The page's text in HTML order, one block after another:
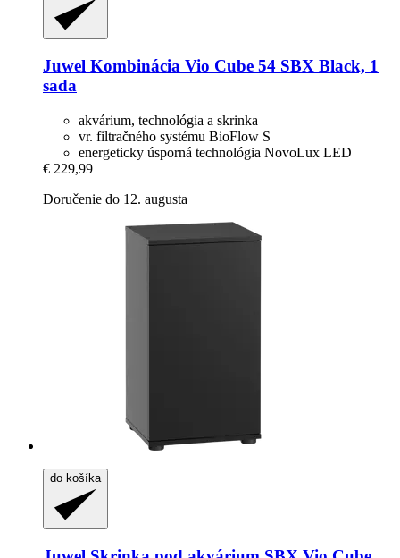
Juwel Kombinácia Vio Cube 54 SBX Black, 1
sada
akvárium, technológia a skrinka
vr. filtračného systému BioFlow S
energeticky úsporná technológia NovoLux LED
€ 229,99
Doručenie do 12. augusta
do košíka